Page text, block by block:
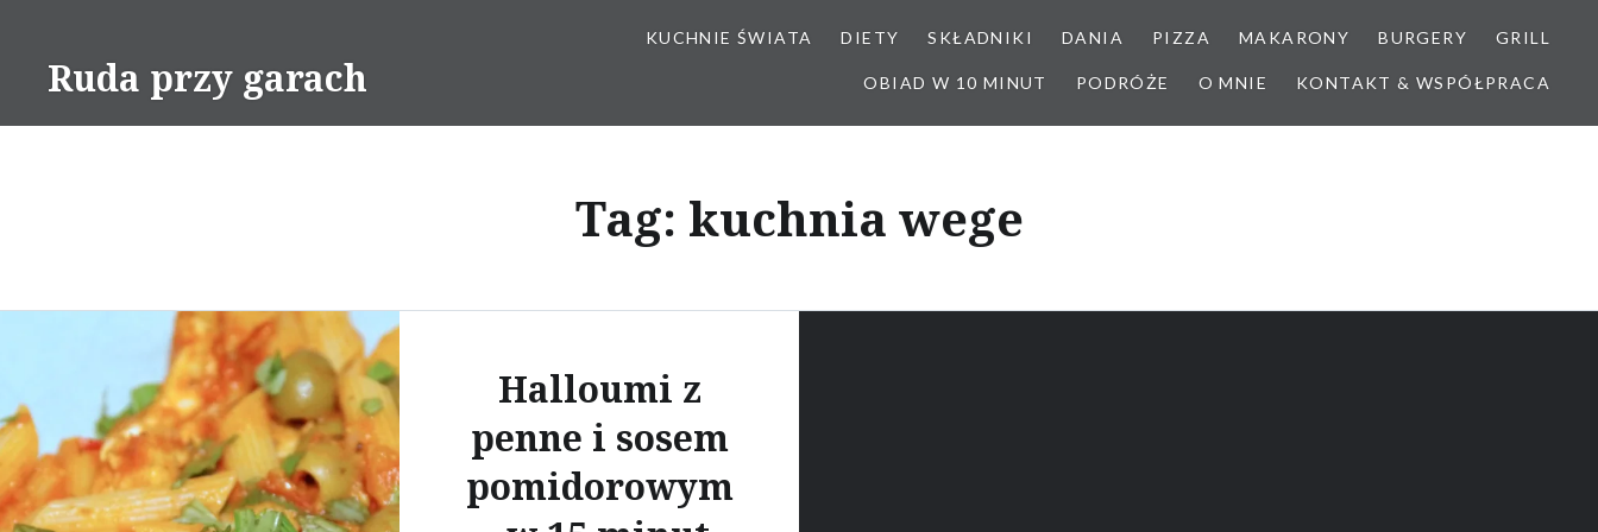
contentRuda przy garach
KUCHNIE ŚWIATA DIETY SKŁADNIKI DANIA PIZZA MAKARONY BURGERY GRILL
OBIAD W 10 MINUT PODRÓŻE O MNIE KONTAKT & WSPÓŁPRACA
Tag: kuchnia wege
Halloumi z
penne i sosem
pomidorowym